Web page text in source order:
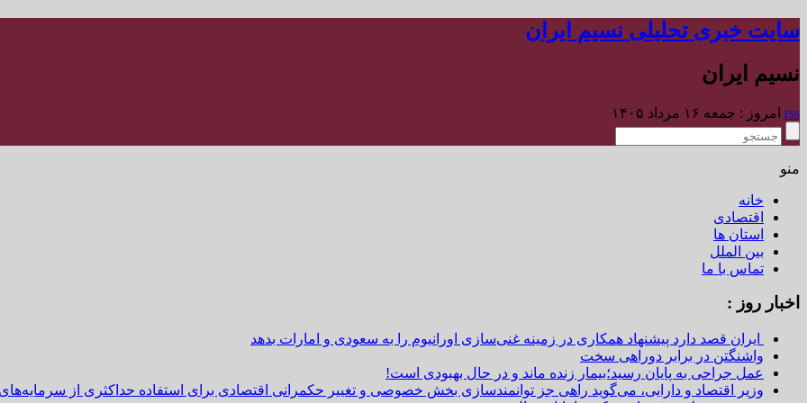
سایت خبری تحلیلی نسیم ایران
نسیم ایران
rss امروز : جمعه ۱۶ مرداد ۱۴۰۵
منو
خانه
اقتصادی
استان ها
بین الملل
تماس با ما
اخبار روز :
ایران قصد دارد پیشنهاد همکاری در زمینه غنی‌سازی اورانیوم را به سعودی و امارات بدهد
واشنگتن در برابر دوراهی سخت
عمل جراحی به پایان رسید؛بیمار زنده ماند و در حال بهبودی است!
وزیر اقتصاد و دارایی، می‌گوید راهی جز توانمندسازی بخش خصوصی و تغییر حکمرانی اقتصادی برای استفاده حداکثری از